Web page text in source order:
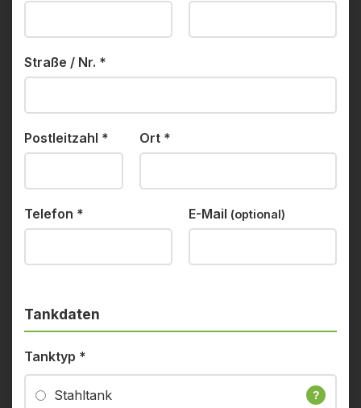
Straße / Nr. *
Postleitzahl * Ort *
Telefon * E-Mail (optional)
Tankdaten
Tanktyp *
Stahltank ?